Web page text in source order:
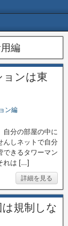
編
ョンは東
ン編
自分の部屋の中に
んしネットで自分
できるタワーマン
れは […]
詳細を見る
規制しな